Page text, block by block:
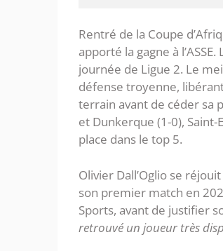
Rentré de la Coupe
apporté la gagne à
journée de Ligue 2. Le
défense troyenne,
terrain avant de céder sa
et Dunkerque (1-0),
place dans le top 5.
Olivier Dall’Oglio se
son premier match en
Sports, avant de justifier
retrouvé un joueur très